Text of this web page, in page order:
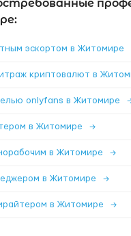
эскортом в Житомире
криптовалют в
onlyfans в Житомире
в Житомире →
в Житомире →
в Житомире →
в Житомире →